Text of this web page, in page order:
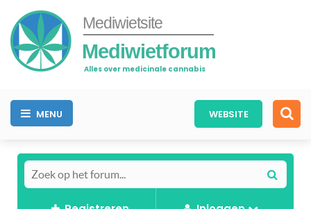
Mediwietsite
Mediwietforum
Alles over medicinale cannabis
MENU WEBSITE